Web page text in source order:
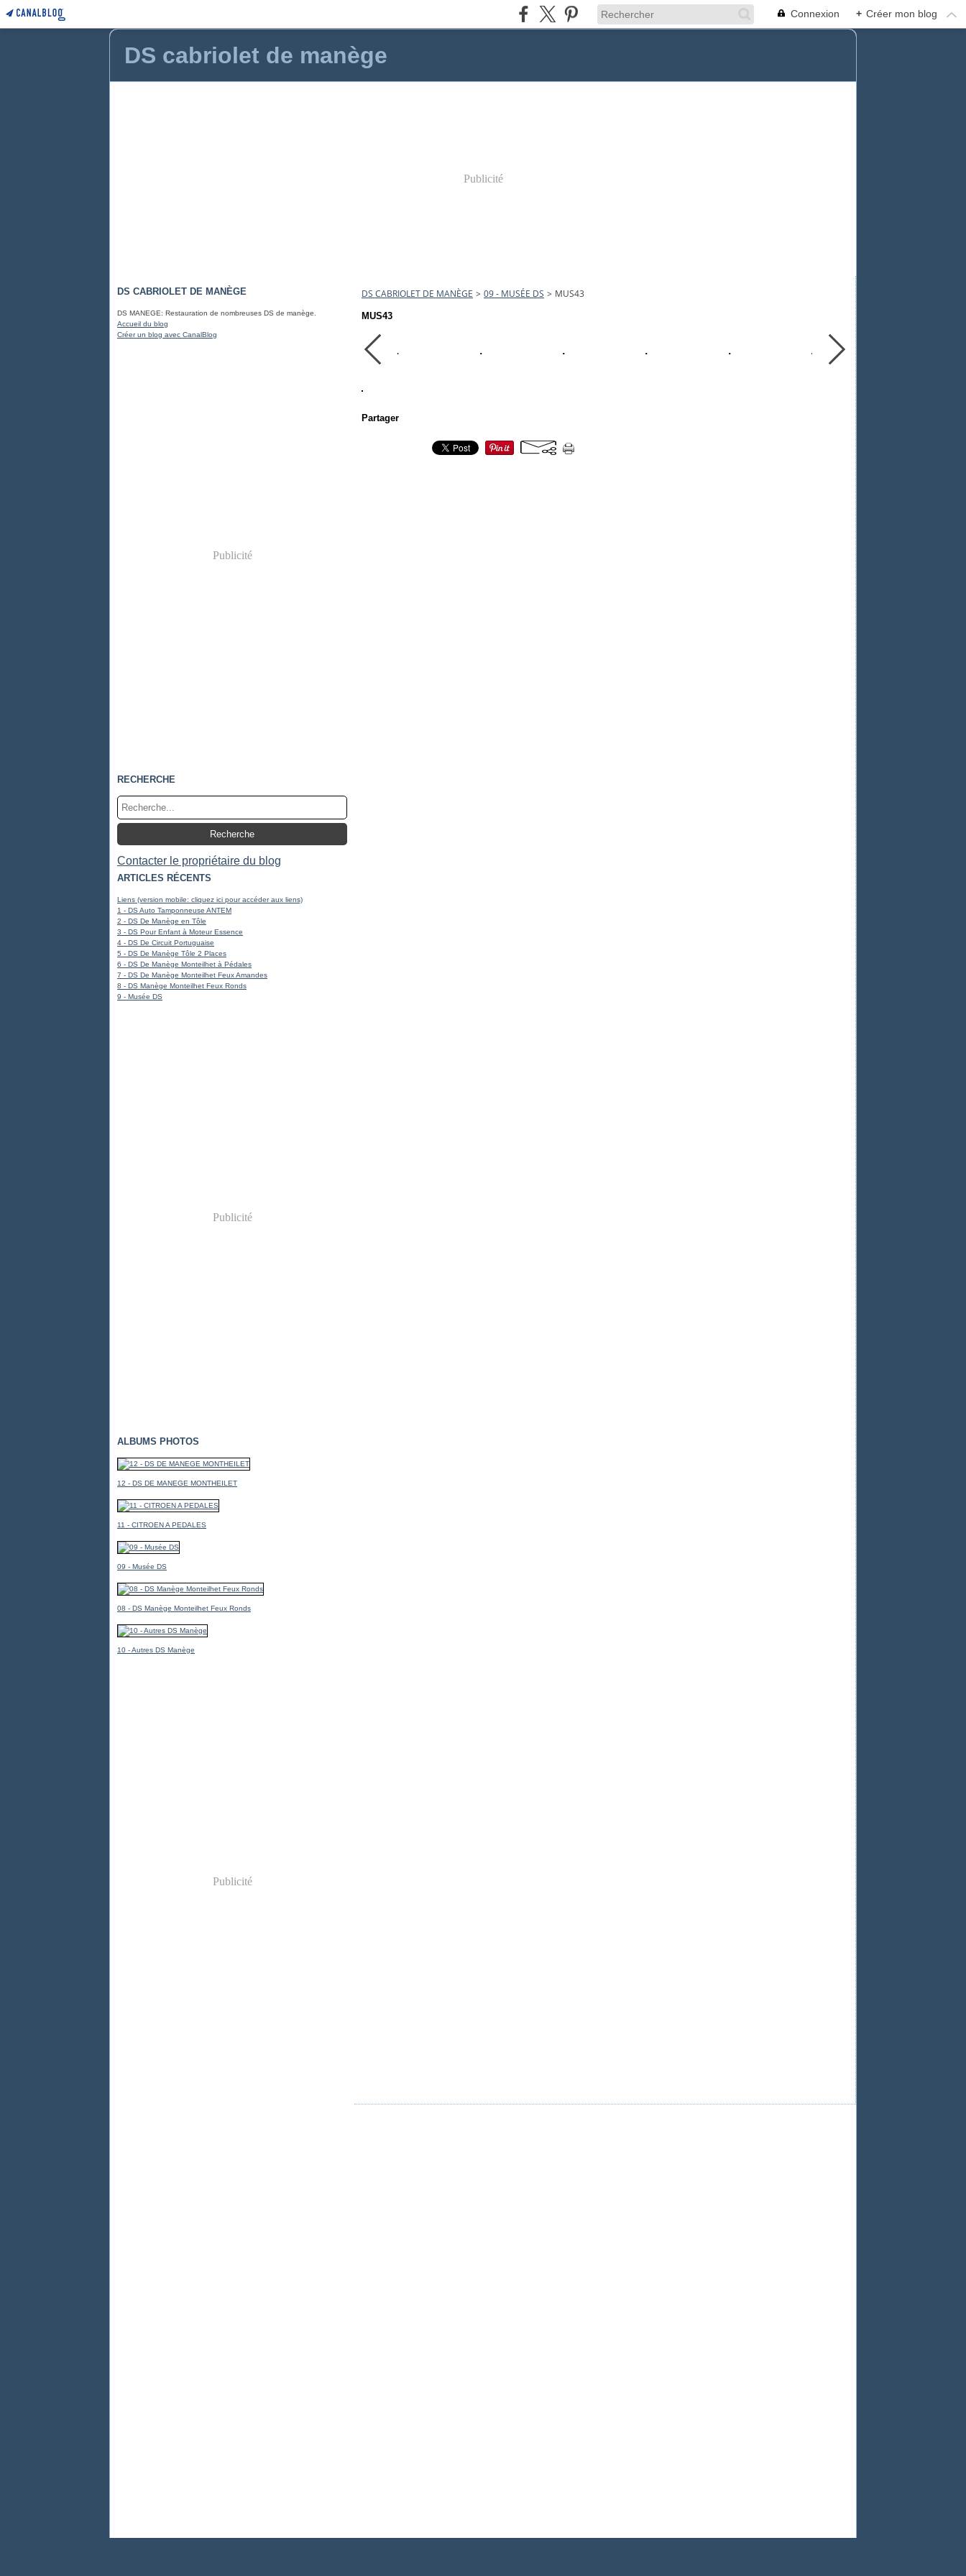
Connexion + Créer mon blog
DS cabriolet de manège
Publicité
DS CABRIOLET DE MANÈGE
DS MANEGE: Restauration de nombreuses DS de manège.
Accueil du blog
Créer un blog avec CanalBlog
Publicité
RECHERCHE
Contacter le propriétaire du blog
ARTICLES RÉCENTS
Liens (version mobile: cliquez ici pour accéder aux liens)
1 - DS Auto Tamponneuse ANTEM
2 - DS De Manège en Tôle
3 - DS Pour Enfant à Moteur Essence
4 - DS De Circuit Portuguaise
5 - DS De Manège Tôle 2 Places
6 - DS De Manège Monteilhet à Pédales
7 - DS De Manège Monteilhet Feux Amandes
8 - DS Manège Monteilhet Feux Ronds
9 - Musée DS
Publicité
ALBUMS PHOTOS
12 - DS DE MANEGE MONTHEILET
11 - CITROEN A PEDALES
09 - Musée DS
08 - DS Manège Monteilhet Feux Ronds
10 - Autres DS Manège
Publicité
DS CABRIOLET DE MANÈGE > 09 - MUSÉE DS > MUS43
MUS43
Partager